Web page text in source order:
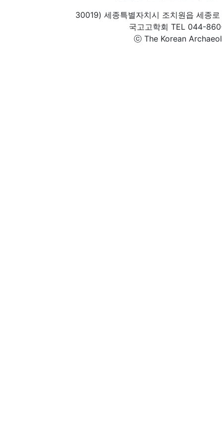
30019) 세종특별자치시 조치원읍 세종
국고고학회 TEL 044-
ⓒ The Korean